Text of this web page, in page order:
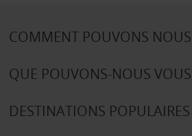
COMMENT POUVONS
QUE POUVONS-NOUS VOUS
DESTINATIONS POPULAIRES